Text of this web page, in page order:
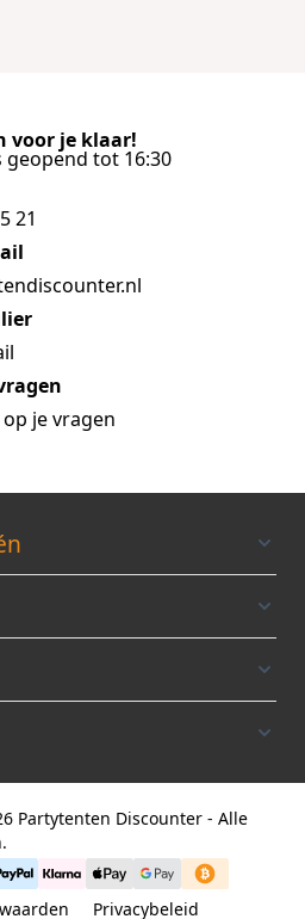
voor je klaar!
geopend tot 16:30
21
je vragen
Partytenten Discounter - Alle
Privacybeleid